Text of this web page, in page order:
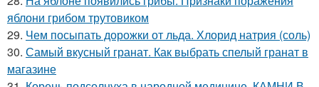
яблони грибом трутовиком
29. Чем посыпать дорожки от льда. Хлорид натрия (соль)
30. Самый вкусный гранат. Как выбрать спелый гранат в
магазине